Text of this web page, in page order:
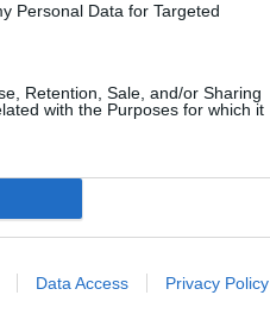
Personal Data for Targeted
Retention, Sale, and/or Sharing
with the Purposes for which it
Data Access Privacy Policy